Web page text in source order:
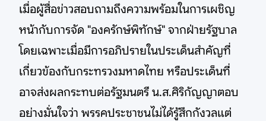
เมื่อผู้สื่อข่าวสอบถามถึงความพร้อมในการเผชิญ
หน้ากับการจัด "องครักษ์พิทักษ์" จากฝ่ายรัฐบาล
โดยเฉพาะเมื่อมีการอภิปรายในประเด็นสำคัญที่
เกี่ยวข้องกับกระทรวงมหาดไทย หรือประเด็นที่
อาจส่งผลกระทบต่อรัฐมนตรี น.ส.ศิริกัญญาตอบ
อย่างมั่นใจว่า พรรคประชาชนไม่ได้รู้สึกกังวลแต่